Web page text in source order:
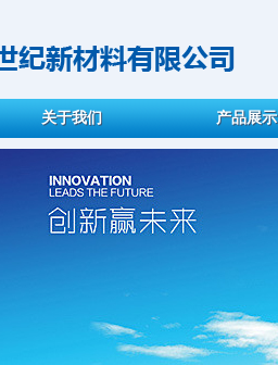
关于我们 产品展示